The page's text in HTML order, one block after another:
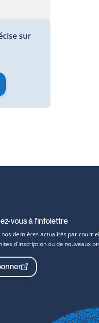
sur
vous à l'infolettre
nos dernières actualités par
d'inscription ou de nouveaux